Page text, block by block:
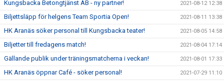
Kungsbacka Betongtjänst AB - ny partner! 2021-08-12 12:38
Biljettsläpp för helgens Team Sportia Open! 2021-08-11 13:38
HK Aranäs söker personal till Kungsbacka teater! 2021-08-05 14:58
Biljetter till fredagens match! 2021-08-04 17:14
Gällande publik under träningsmatcherna i veckan! 2021-08-01 17:33
HK Aranäs öppnar Café - söker personal! 2021-07-29 11:10